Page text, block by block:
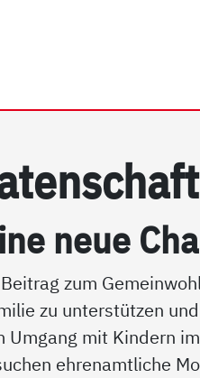
neue
zum
zu unterstützen
Umgang mit Kindern
ehrenamtliche